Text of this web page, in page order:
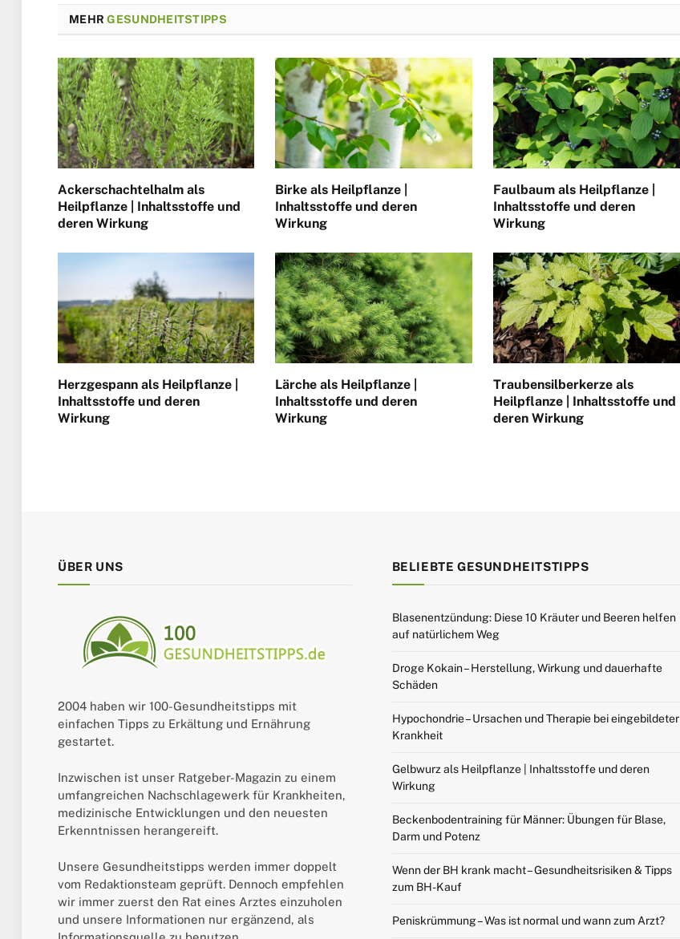
MEHRGESUNDHEITSTIPPS
Ackerschachtelhalm als
Heilpflanze | Inhaltsstoffe und
deren Wirkung
Birke als Heilpflanze |
Inhaltsstoffe und deren
Wirkung
Faulbaum als Heilpflanze |
Inhaltsstoffe und deren
Wirkung
Herzgespann als Heilpflanze |
Inhaltsstoffe und deren
Wirkung
Lärche als Heilpflanze |
Inhaltsstoffe und deren
Wirkung
Traubensilberkerze als
Heilpflanze | Inhaltsstoffe und
deren Wirkung
ÜBER UNS
2004 haben wir 100-Gesundheitstipps mit
einfachen Tipps zu Erkältung und Ernährung
gestartet.
Inzwischen ist unser Ratgeber-Magazin zu einem
umfangreichen Nachschlagewerk für Krankheiten,
medizinische Entwicklungen und den neuesten
Erkenntnissen herangereift.
Unsere Gesundheitstipps werden immer doppelt
vom Redaktionsteam geprüft. Dennoch empfehlen
wir immer zuerst den Rat eines Arztes einzuholen
und unsere Informationen nur ergänzend, als
BELIEBTE GESUNDHEITSTIPPS
Blasenentzündung: Diese 10 Kräuter und Beeren helfen
auf natürlichem Weg
Droge Kokain – Herstellung, Wirkung und dauerhafte
Schäden
Hypochondrie – Ursachen und Therapie bei eingebildeter
Krankheit
Gelbwurz als Heilpflanze | Inhaltsstoffe und deren
Wirkung
Beckenbodentraining für Männer: Übungen für Blase,
Darm und Potenz
Wenn der BH krank macht – Gesundheitsrisiken & Tipps
zum BH-Kauf
Peniskrümmung – Was ist normal und wann zum Arzt?